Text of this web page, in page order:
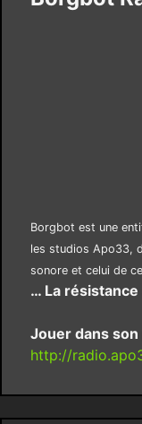
Borgbot est une
les studios Apo33,
sonore et celui de
… La
Jouer dans
http://